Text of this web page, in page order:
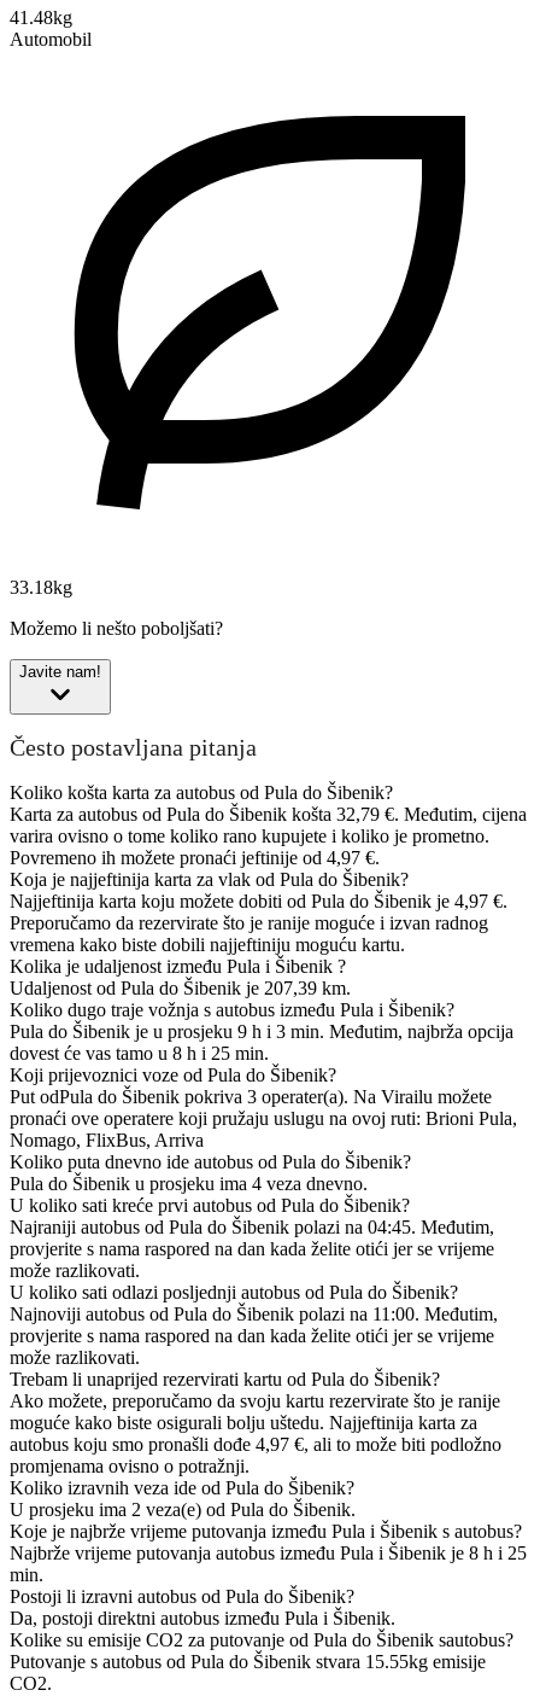
41.48kg
Automobil
33.18kg
Možemo li nešto poboljšati?
Javite nam!
Često postavljana pitanja
Koliko košta karta za autobus od Pula do Šibenik?
Karta za autobus od Pula do Šibenik košta 32,79 €. Međutim, cijena
varira ovisno o tome koliko rano kupujete i koliko je prometno.
Povremeno ih možete pronaći jeftinije od 4,97 €.
Koja je najjeftinija karta za vlak od Pula do Šibenik?
Najjeftinija karta koju možete dobiti od Pula do Šibenik je 4,97 €.
Preporučamo da rezervirate što je ranije moguće i izvan radnog
vremena kako biste dobili najjeftiniju moguću kartu.
Kolika je udaljenost između Pula i Šibenik ?
Udaljenost od Pula do Šibenik je 207,39 km.
Koliko dugo traje vožnja s autobus između Pula i Šibenik?
Pula do Šibenik je u prosjeku 9 h i 3 min. Međutim, najbrža opcija
dovest će vas tamo u 8 h i 25 min.
Koji prijevoznici voze od Pula do Šibenik?
Put odPula do Šibenik pokriva 3 operater(a). Na Virailu možete
pronaći ove operatere koji pružaju uslugu na ovoj ruti: Brioni Pula,
Nomago, FlixBus, Arriva
Koliko puta dnevno ide autobus od Pula do Šibenik?
Pula do Šibenik u prosjeku ima 4 veza dnevno.
U koliko sati kreće prvi autobus od Pula do Šibenik?
Najraniji autobus od Pula do Šibenik polazi na 04:45. Međutim,
provjerite s nama raspored na dan kada želite otići jer se vrijeme
može razlikovati.
U koliko sati odlazi posljednji autobus od Pula do Šibenik?
Najnoviji autobus od Pula do Šibenik polazi na 11:00. Međutim,
provjerite s nama raspored na dan kada želite otići jer se vrijeme
može razlikovati.
Trebam li unaprijed rezervirati kartu od Pula do Šibenik?
Ako možete, preporučamo da svoju kartu rezervirate što je ranije
moguće kako biste osigurali bolju uštedu. Najjeftinija karta za
autobus koju smo pronašli dođe 4,97 €, ali to može biti podložno
promjenama ovisno o potražnji.
Koliko izravnih veza ide od Pula do Šibenik?
U prosjeku ima 2 veza(e) od Pula do Šibenik.
Koje je najbrže vrijeme putovanja između Pula i Šibenik s autobus?
Najbrže vrijeme putovanja autobus između Pula i Šibenik je 8 h i 25
min.
Postoji li izravni autobus od Pula do Šibenik?
Da, postoji direktni autobus između Pula i Šibenik.
Kolike su emisije CO2 za putovanje od Pula do Šibenik sautobus?
Putovanje s autobus od Pula do Šibenik stvara 15.55kg emisije
CO2.